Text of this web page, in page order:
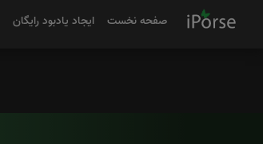
صفحه نخست ایجاد یادبود رایگان